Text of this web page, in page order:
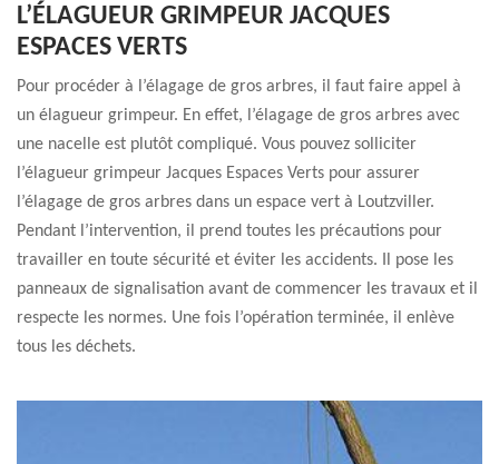
L’ÉLAGUEUR GRIMPEUR JACQUES
ESPACES VERTS
Pour procéder à l’élagage de gros arbres, il faut faire appel à
un élagueur grimpeur. En effet, l’élagage de gros arbres avec
une nacelle est plutôt compliqué. Vous pouvez solliciter
l’élagueur grimpeur Jacques Espaces Verts pour assurer
l’élagage de gros arbres dans un espace vert à Loutzviller.
Pendant l’intervention, il prend toutes les précautions pour
travailler en toute sécurité et éviter les accidents. Il pose les
panneaux de signalisation avant de commencer les travaux et il
respecte les normes. Une fois l’opération terminée, il enlève
tous les déchets.